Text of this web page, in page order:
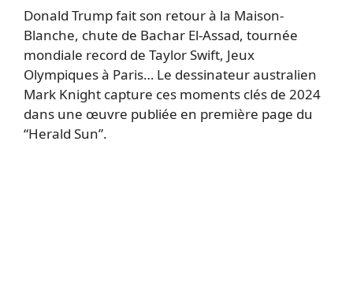
Donald Trump fait son retour à la Maison-
Blanche, chute de Bachar El-Assad, tournée
mondiale record de Taylor Swift, Jeux
Olympiques à Paris… Le dessinateur australien
Mark Knight capture ces moments clés de 2024
dans une œuvre publiée en première page du
“Herald Sun”.